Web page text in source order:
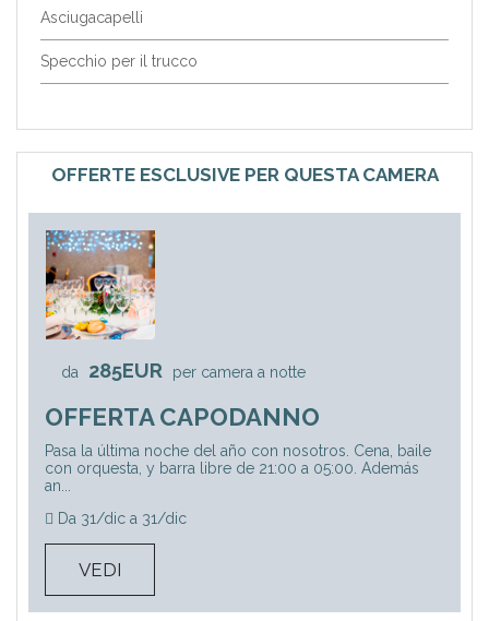
Asciugacapelli
Specchio per il trucco
OFFERTE ESCLUSIVE PER QUESTA CAMERA
da 285EUR per camera a notte
OFFERTA CAPODANNO
Pasa la última noche del año con nosotros. Cena, baile
con orquesta, y barra libre de 21:00 a 05:00. Además
an...
Da 31/dic a 31/dic
VEDI